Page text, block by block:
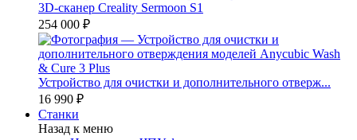
3D-сканер Creality Sermoon S1
254 000 ₽
Устройство для очистки и дополнительного отверж...
16 990 ₽
Станки
Назад к меню